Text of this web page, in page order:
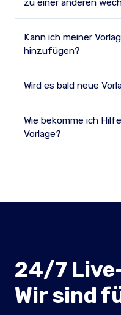
zu einer anderen
Kann ich meiner
hinzufügen?
Wird es bald neue
Wie bekomme ich
Vorlage?
24/7
Wir sind